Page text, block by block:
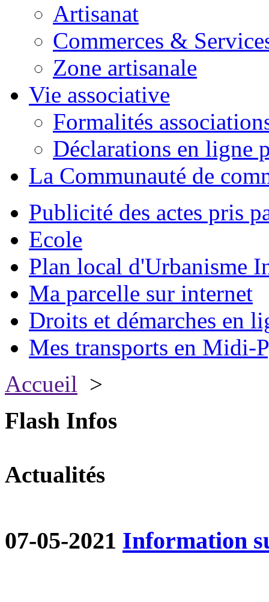
Artisanat
Commerces &
Zone artisanale
Vie associative
Formalités
Déclarations en ligne
La Communauté de
Publicité des actes pris
Ecole
Plan local d'Urbanisme
Ma parcelle sur internet
Droits et démarches en
Mes transports en Midi-
Accueil >
Flash Infos
Actualités
07-05-2021 Information